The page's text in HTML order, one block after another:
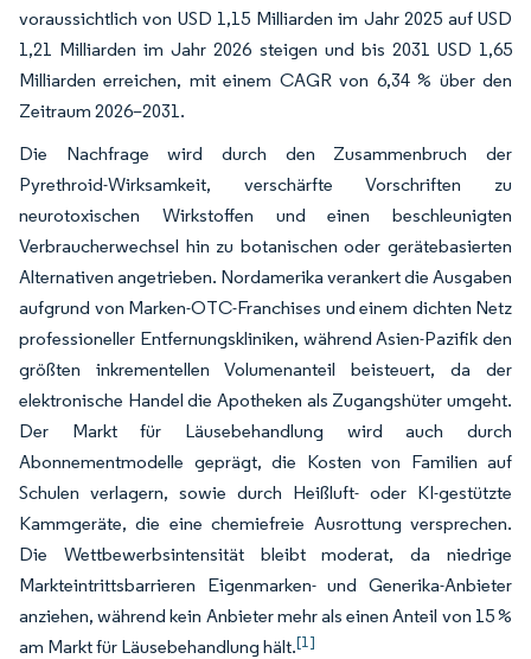
voraussichtlich von USD 1,15 Milliarden im Jahr 2025 auf USD
1,21 Milliarden im Jahr 2026 steigen und bis 2031 USD 1,65
Milliarden erreichen, mit einem CAGR von 6,34 % über den
Zeitraum 2026–2031.
Die Nachfrage wird durch den Zusammenbruch der
Pyrethroid-Wirksamkeit, verschärfte Vorschriften zu
neurotoxischen Wirkstoffen und einen beschleunigten
Verbraucherwechsel hin zu botanischen oder gerätebasierten
Alternativen angetrieben. Nordamerika verankert die Ausgaben
aufgrund von Marken-OTC-Franchises und einem dichten Netz
professioneller Entfernungskliniken, während Asien-Pazifik den
größten inkrementellen Volumenanteil beisteuert, da der
elektronische Handel die Apotheken als Zugangshüter umgeht.
Der Markt für Läusebehandlung wird auch durch
Abonnementmodelle geprägt, die Kosten von Familien auf
Schulen verlagern, sowie durch Heißluft- oder KI-gestützte
Kammgeräte, die eine chemiefreie Ausrottung versprechen.
Die Wettbewerbsintensität bleibt moderat, da niedrige
Markteintrittsbarrieren Eigenmarken- und Generika-Anbieter
anziehen, während kein Anbieter mehr als einen Anteil von 15 %
am Markt für Läusebehandlung hält.[1]